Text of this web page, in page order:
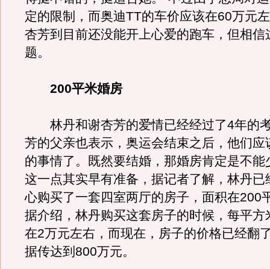
定的限制，而奥迪TT的车价应该在60万元
杏芳到目前还没能开上心爱的跑车，但相信
题。
200平米婚房
林丹和谢杏芳的爱情已经经过了4年的
芳的父亲也表示，奥运会结束之后，他们应
的事情了。既然要结婚，那婚房肯定是不能
这一点其实早有准备，据记者了解，林丹已
心购买了一套四室两厅的房子，面积在200
据介绍，林丹购买这套房子的时候，每平方
在2万元左右，而现在，房子的价格已经翻
据传达到800万元。